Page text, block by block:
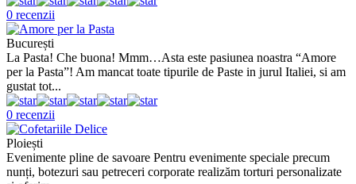
0 recenzii
București
La Pasta! Che buona! Mmm…Asta este pasiunea noastra “Amore
per la Pasta”! Am mancat toate tipurile de Paste in jurul Italiei, si am
gustat tot...
0 recenzii
Ploiești
Evenimente pline de savoare Pentru evenimente speciale precum
nunți, botezuri sau petreceri corporate realizăm torturi personalizate